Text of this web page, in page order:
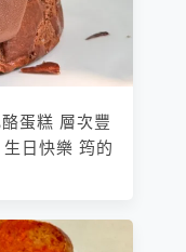
蛋糕 層次豐
日快樂 筠的